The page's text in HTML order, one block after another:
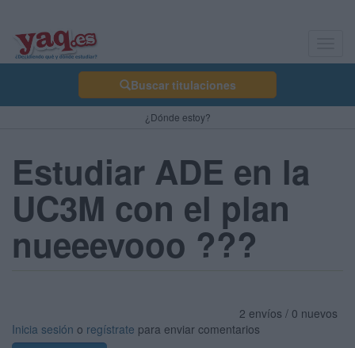
Buscar titulaciones
¿Dónde estoy?
Estudiar ADE en la
UC3M con el plan
nueeevooo ???
2 envíos / 0 nuevos
Inicia sesión o regístrate para enviar comentarios